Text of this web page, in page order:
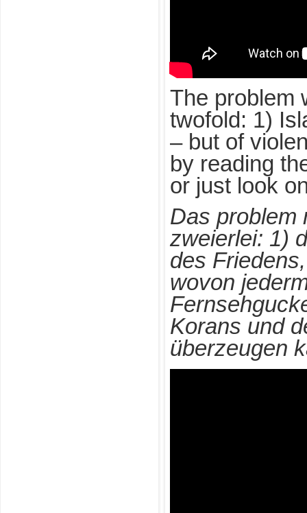
The problem
twofold: 1)
– but of
by reading
or just look
Das problem
zweierlei: 1)
des
wovon
Korans und
überzeugen